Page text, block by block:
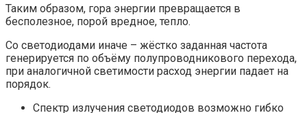
Таким образом, гора энергии превращается в
бесполезное, порой вредное, тепло.
Со светодиодами иначе – жёстко заданная частота
генерируется по объёму полупроводникового перехода,
при аналогичной светимости расход энергии падает на
порядок.
Спектр излучения светодиодов возможно гибко